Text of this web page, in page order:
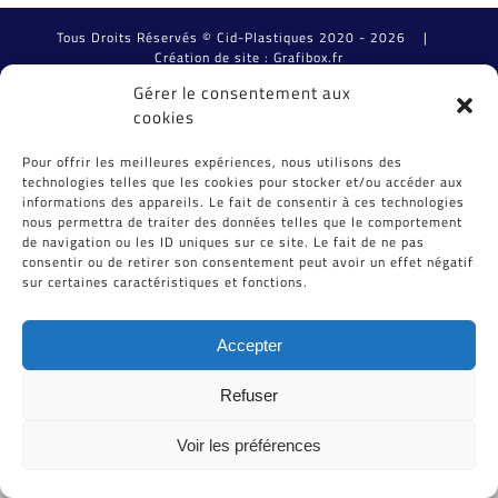
Gérer le consentement aux
cookies
Pour offrir les meilleures expériences, nous utilisons des
technologies telles que les cookies pour stocker et/ou accéder aux
informations des appareils. Le fait de consentir à ces technologies
nous permettra de traiter des données telles que le comportement
de navigation ou les ID uniques sur ce site. Le fait de ne pas
consentir ou de retirer son consentement peut avoir un effet négatif
sur certaines caractéristiques et fonctions.
Accepter
Refuser
Voir les préférences
Tous Droits Réservés © Cid-Plastiques 2020 - 2026 |
Création de site : Grafibox.fr